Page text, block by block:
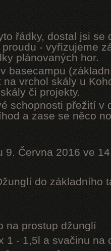
řádky, dostal jsi se
- vyřizujeme
plánovaných hor.
basecampu
vrchol skály u
či projekty.
schopnosti přežití v
a zase se něco
9. Června 2016 ve
do základního
na prostup džunglí
1 - 1,5l a svačinu na